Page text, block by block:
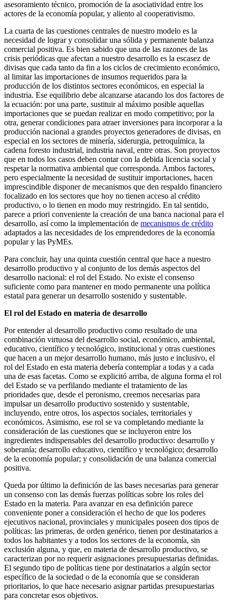
asesoramiento técnico, promoción de la asociatividad entre los
actores de la economía popular, y aliento al cooperativismo.
La cuarta de las cuestiones centrales de nuestro modelo es la
necesidad de lograr y consolidar una sólida y permanente balanza
comercial positiva. Es bien sabido que una de las razones de las
crisis periódicas que afectan a nuestro desarrollo es la escasez de
divisas que cada tanto da fin a los ciclos de crecimiento económico,
al limitar las importaciones de insumos requeridos para la
producción de los distintos sectores económicos, en especial la
industria. Ese equilibrio debe alcanzarse atacando los dos factores de
la ecuación: por una parte, sustituir al máximo posible aquellas
importaciones que se puedan realizar en modo competitivo; por la
otra, generar condiciones para atraer inversiones para incorporar a la
producción nacional a grandes proyectos generadores de divisas, en
especial en los sectores de minería, siderurgia, petroquímica, la
cadena foresto industrial, industria naval, entre otras. Son proyectos
que en todos los casos deben contar con la debida licencia social y
respetar la normativa ambiental que corresponda. Ambos factores,
pero especialmente la necesidad de sustituir importaciones, hacen
imprescindible disponer de mecanismos que den respaldo financiero
focalizado en los sectores que hoy no tienen acceso al crédito
productivo, o lo tienen en modo muy restringido. En tal sentido,
parece a priori conveniente la creación de una banca nacional para el
desarrollo, así como la implementación de mecanismos de crédito
adaptados a las necesidades de los emprendedores de la economía
popular y las PyMEs.
Para concluir, hay una quinta cuestión central que hace a nuestro
desarrollo productivo y al conjunto de los demás aspectos del
desarrollo nacional: el rol del Estado. No existe el consenso
suficiente como para mantener en modo permanente una política
estatal para generar un desarrollo sostenido y sustentable.
El rol del Estado en materia de desarrollo
Por entender al desarrollo productivo como resultado de una
combinación virtuosa del desarrollo social, económico, ambiental,
educativo, científico y tecnológico, institucional y otras cuestiones
que hacen a un mejor desarrollo humano, más justo e inclusivo, el
rol del Estado en esta materia debería contemplar a todas y a cada
una de esas facetas. Como se explicitó arriba, de alguna forma el rol
del Estado se va perfilando mediante el tratamiento de las
prioridades que, desde el peronismo, creemos necesarias para
impulsar un desarrollo productivo sostenido y sustentable,
incluyendo, entre otros, los aspectos sociales, territoriales y
económicos. Asimismo, ese rol se va completando mediante la
consideración de las cuestiones que se incluyeron entre los
ingredientes indispensables del desarrollo productivo: desarrollo y
soberanía; desarrollo educativo, científico y tecnológico; desarrollo
de la economía popular; y consolidación de una balanza comercial
positiva.
Queda por último la definición de las bases necesarias para generar
un consenso con las demás fuerzas políticas sobre los roles del
Estado en la materia. Para avanzar en esa definición parece
conveniente poner a consideración el hecho de que los poderes
ejecutivos nacional, provinciales y municipales poseen dos tipos de
políticas: las primeras, de orden genérico, tienen por destinatarios a
todos los habitantes y a todos los sectores de la economía, sin
exclusión alguna, y que, en materia de desarrollo productivo, se
caracterizan por no requerir asignaciones presupuestarias definidas.
El segundo tipo de políticas tiene por destinatarios a algún sector
específico de la sociedad o de la economía que se consideran
prioritarios, lo que hace necesario asignar partidas presupuestarias
para concretar esos objetivos.